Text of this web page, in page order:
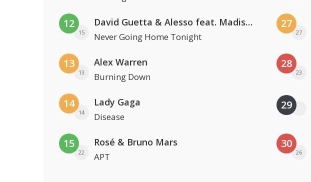
12
15
David Guetta & Alesso feat. Madison Love
Never Going Home Tonight
13
13
Alex Warren
Burning Down
14
14
Lady Gaga
Disease
15
22
Rosé & Bruno Mars
APT
27
27
28
23
29
30
26